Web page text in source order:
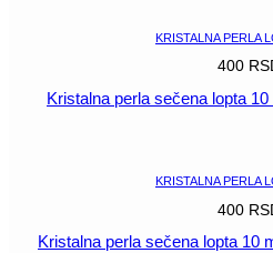
KRISTALNA PERLA
400
Kristalna perla sečena lopta
KRISTALNA PERLA
400
Kristalna perla sečena lopta 10